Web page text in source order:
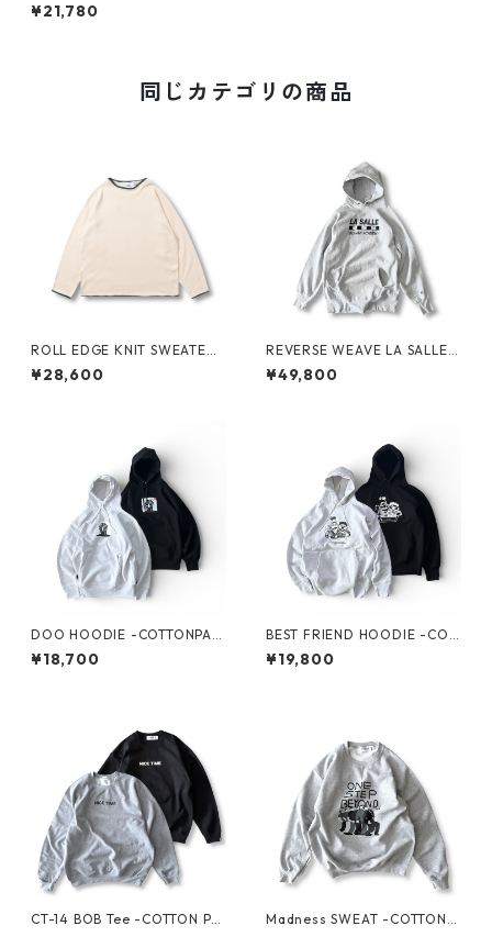
¥21,780
同じカテゴリの商品
ROLL EDGE KNIT SWEATER
by Little Yarmouth
¥28,600
REVERSE WEAVE LA SALLE
MILITARY ACADEMY by CHA
MPION
¥49,800
DOO HOODIE -COTTONPAN
-
¥18,700
BEST FRIEND HOODIE -COT
TONPAN-
¥19,800
CT-14 BOB Tee -COTTON PA
Madness SWEAT -COTTON P